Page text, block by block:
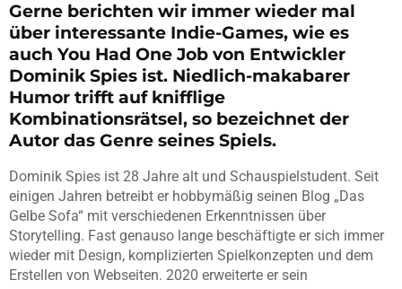
Gerne berichten wir immer wieder mal
über interessante Indie-Games, wie es
auch You Had One Job von Entwickler
Dominik Spies ist. Niedlich-makabarer
Humor trifft auf knifflige
Kombinationsrätsel, so bezeichnet der
Autor das Genre seines Spiels.
Dominik Spies ist 28 Jahre alt und Schauspielstudent. Seit
einigen Jahren betreibt er hobbymäßig seinen Blog „Das
Gelbe Sofa“ mit verschiedenen Erkenntnissen über
Storytelling. Fast genauso lange beschäftigte er sich immer
wieder mit Design, komplizierten Spielkonzepten und dem
Erstellen von Webseiten. 2020 erweiterte er sein